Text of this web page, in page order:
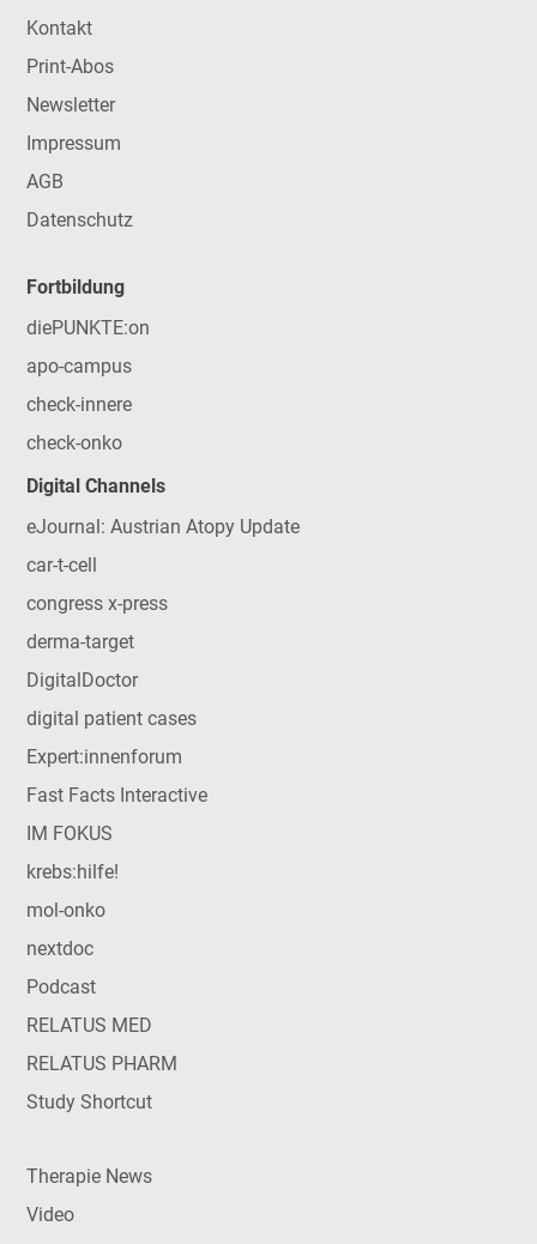
Kontakt
Print-Abos
Newsletter
Impressum
AGB
Datenschutz
Fortbildung
diePUNKTE:on
apo-campus
check-innere
check-onko
Digital Channels
eJournal: Austrian Atopy Update
car-t-cell
congress x-press
derma-target
DigitalDoctor
digital patient cases
Expert:innenforum
Fast Facts Interactive
IM FOKUS
krebs:hilfe!
mol-onko
nextdoc
Podcast
RELATUS MED
RELATUS PHARM
Study Shortcut
Therapie News
Video